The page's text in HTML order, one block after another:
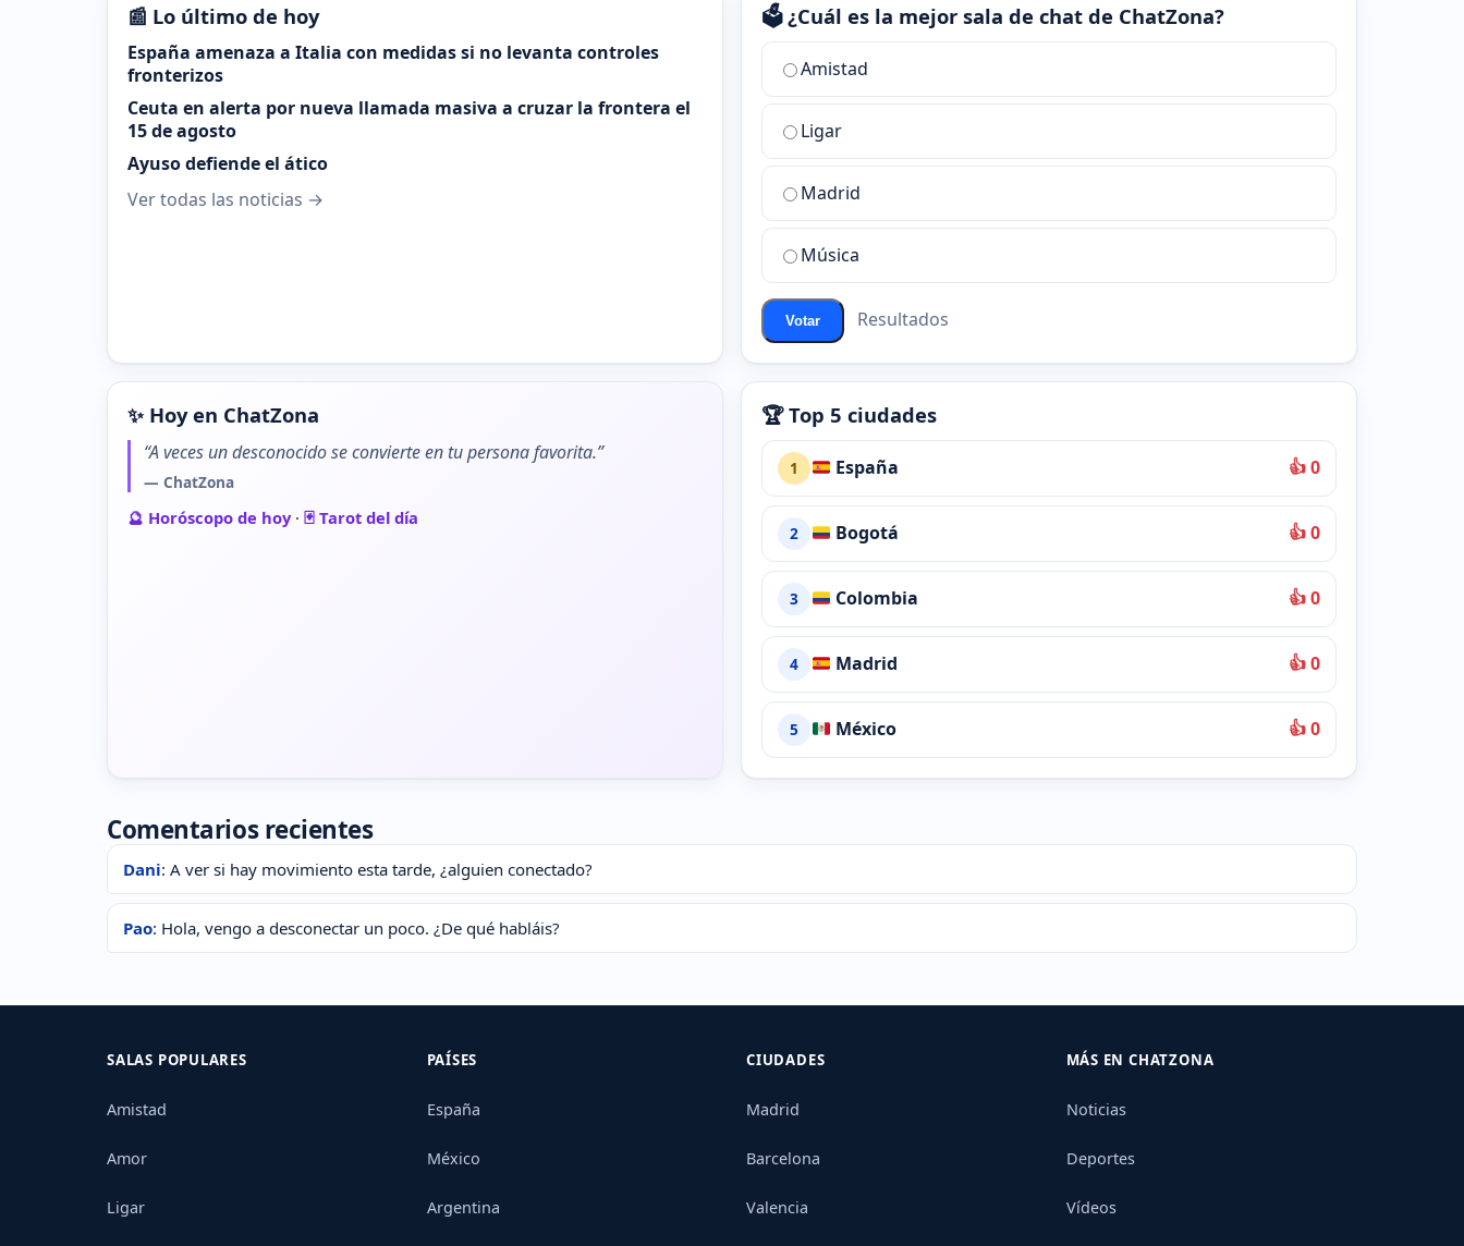
📰 Lo último de hoy
España amenaza a Italia con medidas si no levanta controles
fronterizos
Ceuta en alerta por nueva llamada masiva a cruzar la frontera el
15 de agosto
Ayuso defiende el ático
Ver todas las noticias →
🗳️ ¿Cuál es la mejor sala de chat de ChatZona?
¿Cuál
la
mejor
sala
chat
ChatZona?
Amistad
Ligar
Madrid
Música
Votar Resultados
✨ Hoy en ChatZona
“A veces un desconocido se convierte en tu persona favorita.”
— ChatZona
🔮 Horóscopo de hoy· 🃏 Tarot del día
🏆 Top 5 ciudades
1 España 👍 0
2 Bogotá 👍 0
3 Colombia 👍 0
4 Madrid 👍 0
5 México 👍 0
Comentarios recientes
Dani: A ver si hay movimiento esta tarde, ¿alguien conectado?
Pao: Hola, vengo a desconectar un poco. ¿De qué habláis?
SALAS POPULARES
Amistad
Amor
Ligar
PAÍSES
España
México
Argentina
CIUDADES
Madrid
Barcelona
Valencia
MÁS EN CHATZONA
Noticias
Deportes
Vídeos